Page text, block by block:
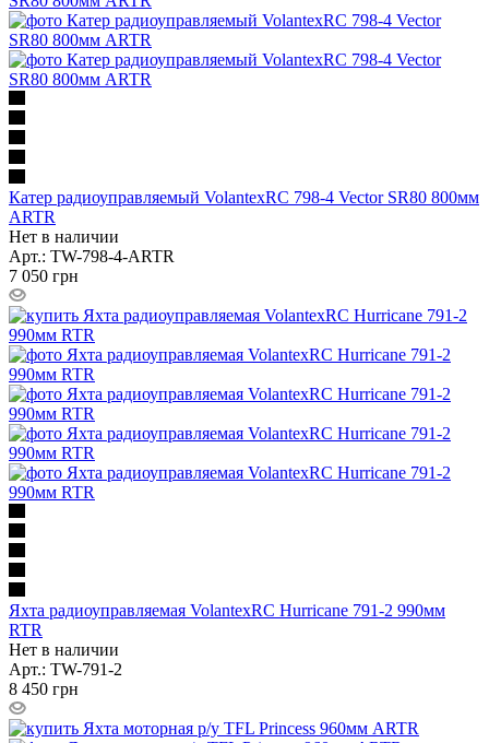
Катер радиоуправляемый VolantexRC 798-4 Vector SR80 800мм
ARTR
Нет в наличии
Арт.: TW-798-4-ARTR
7 050 грн
Яхта радиоуправляемая VolantexRC Hurricane 791-2 990мм
RTR
Нет в наличии
Арт.: TW-791-2
8 450 грн